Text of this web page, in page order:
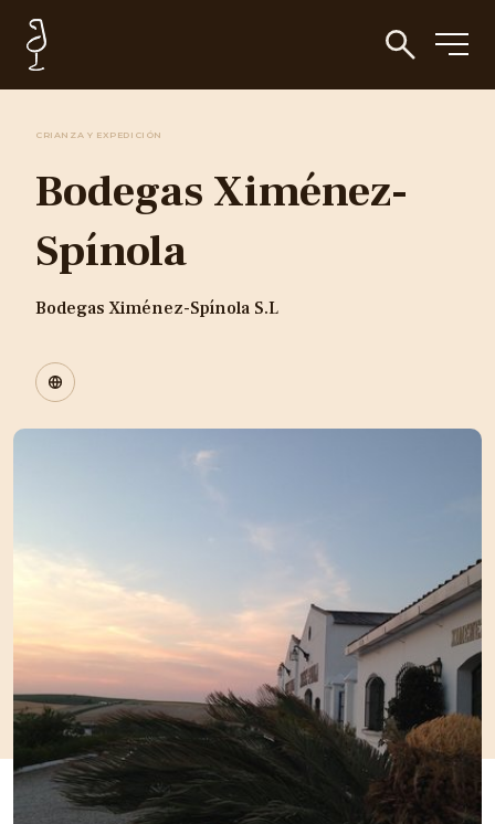
CRIANZA Y EXPEDICIÓN
Bodegas Ximénez-
Spínola
Bodegas Ximénez-Spínola S.L